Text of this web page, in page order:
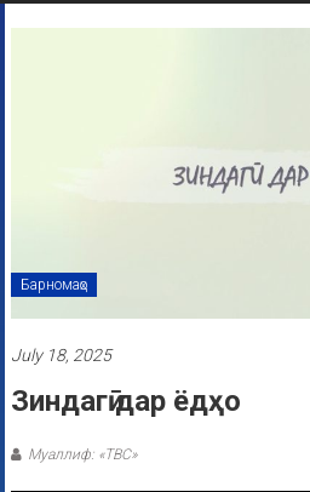
Барномаҳо
July 18, 2025
Зиндагӣ дар ёдҳо
Муаллиф: «ТВС»